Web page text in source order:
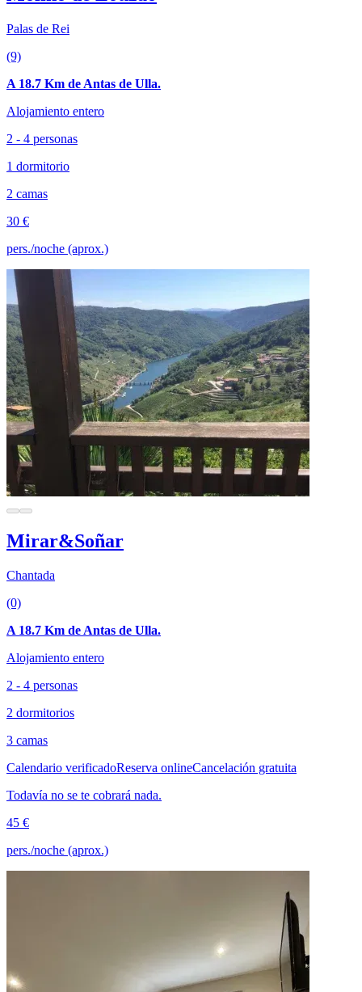
Palas de Rei
(9)
A 18.7 Km de Antas de Ulla.
Alojamiento entero
2 - 4 personas
1 dormitorio
2 camas
30 €
pers./noche (aprox.)
Mirar&Soñar
Chantada
(0)
A 18.7 Km de Antas de Ulla.
Alojamiento entero
2 - 4 personas
2 dormitorios
3 camas
Calendario verificadoReserva onlineCancelación gratuita
Todavía no se te cobrará nada.
45 €
pers./noche (aprox.)